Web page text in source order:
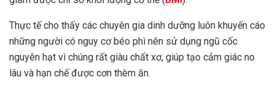
Thực tế cho thấy các chuyên gia dinh dưỡng luôn khuyến cáo
những người có nguy cơ béo phì nên sử dụng ngũ cốc
nguyên hạt vì chúng rất giàu chất xơ, giúp tạo cảm giác no
lâu và hạn chế được cơn thèm ăn.